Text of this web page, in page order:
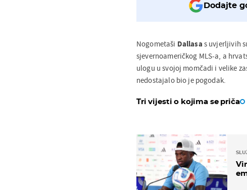
Dodajte
Nogometaši Dallasa s uvjerljivih
sjevernoameričkog MLS-a, a
ulogu u svojoj momčadi i velike
nedostajalo bio je pogodak.
Tri vijesti o kojima se priča